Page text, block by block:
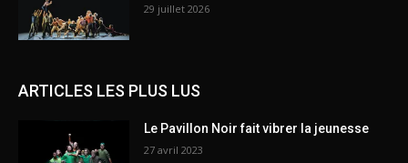
29 juillet 2026
ARTICLES LES PLUS LUS
Le Pavillon Noir fait vibrer la jeunesse
27 avril 2023